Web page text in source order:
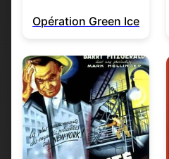
Opération Green Ice